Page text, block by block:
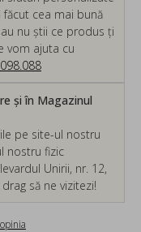
cea mai bună
nu știi ce produs ți
vom ajuta cu
și în Magazinul
pe site-ul nostru
nostru fizic
Unirii, nr. 12,
să ne vizitezi!